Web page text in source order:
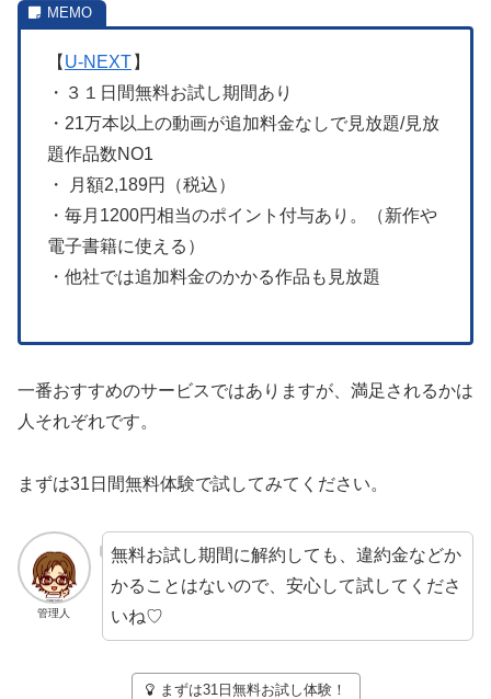
【 U-NEXT 】
・３１日間無料お試し期間あり
・21万本以上の動画が追加料金なしで見放題/見放
題作品数NO1
・ 月額2,189円（税込）
・毎月1200円相当のポイント付与あり。（新作や
電子書籍に使える）
・他社では追加料金のかかる作品も見放題
一番おすすめのサービスではありますが、満足されるかは
人それぞれです。
まずは31日間無料体験で試してみてください。
管理人
無料お試し期間に解約しても、違約金などか
かることはないので、安心して試してくださ
いね♡
まずは31日無料お試し体験！